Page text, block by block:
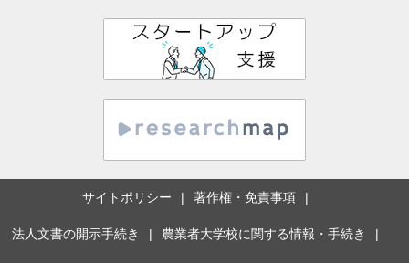
サイトポリシー 著作権・免責事項
法人文書の開示手続き 農業者大学校に関する情報・手続き